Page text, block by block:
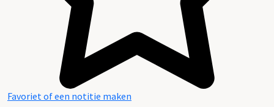
Favoriet of een notitie maken